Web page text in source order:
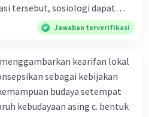
tersebut, sosiologi dapat
....
Jawaban terverifikasi
kearifan lokal
sebagai kebijakan
budaya setempat
kebudayaan asing c. bentuk